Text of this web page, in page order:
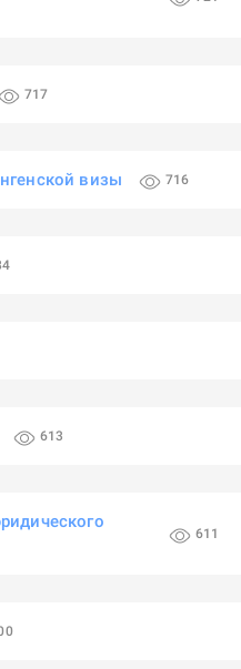
717
визы 716
613
611